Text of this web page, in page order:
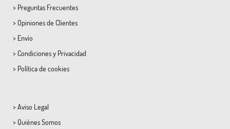
> Preguntas Frecuentes
> Opiniones de Clientes
> Envío
> Condicionesy Privacidad
> Política de cookies
> Aviso Legal
> Quiénes Somos